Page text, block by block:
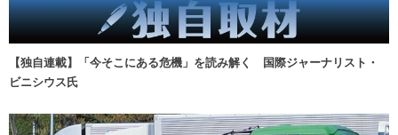
【独自連載】「今そこにある危機」を読み解く 国際ジャーナリスト・
ビニシウス氏